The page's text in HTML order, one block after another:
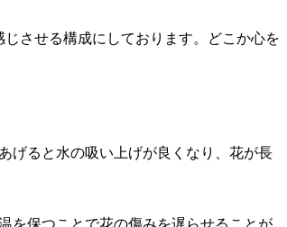
させる構成にしております。どこか心を
げると水の吸い上げが良くなり、花が長
を保つことで花の傷みを遅らせることが